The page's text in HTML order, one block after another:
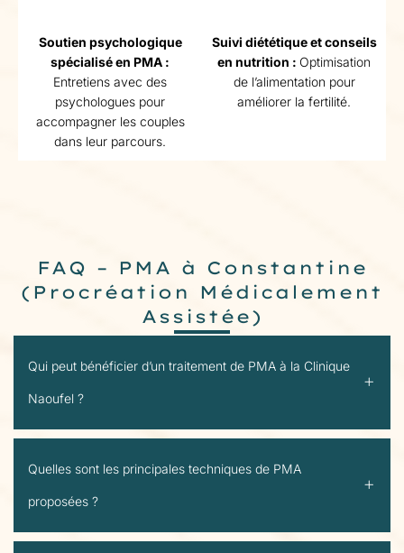
Soutien psychologique
spécialisé en PMA :
Entretiens avec des
psychologues pour
accompagner les couples
dans leur parcours.
Suivi diététique et conseils
en nutrition : Optimisation
de l’alimentation pour
améliorer la fertilité.
FAQ – PMA à Constantine
(Procréation Médicalement
Assistée)
Qui peut bénéficier d’un traitement de PMA à la Clinique
Naoufel ?
Quelles sont les principales techniques de PMA
proposées ?